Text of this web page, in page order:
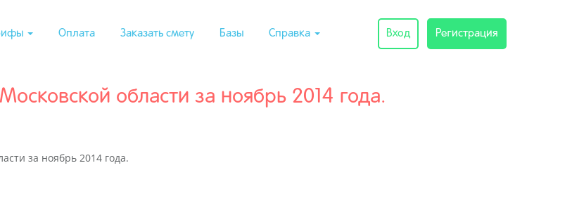
Оплата Заказать смету Базы Справка Вход Регистрация
области за ноябрь 2014 года.
за ноябрь 2014 года.